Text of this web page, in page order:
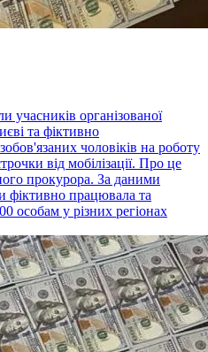
учасників організованої
та фіктивно
чоловіків на роботу
від мобілізації. Про це
прокурора. За даними
фіктивно працювала та
особам у різних регіонах